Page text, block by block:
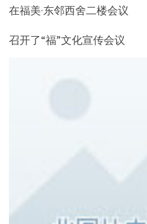
在福美·东邻西舍二楼会议
召开了“福”文化宣传会议